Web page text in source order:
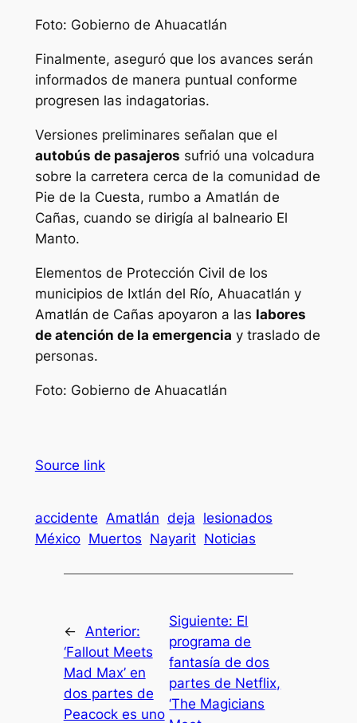
Foto: Gobierno de Ahuacatlán
Finalmente, aseguró que los avances serán
informados de manera puntual conforme
progresen las indagatorias.
Versiones preliminares señalan que el
autobús de pasajeros sufrió una volcadura
sobre la carretera cerca de la comunidad de
Pie de la Cuesta, rumbo a Amatlán de
Cañas, cuando se dirigía al balneario El
Manto.
Elementos de Protección Civil de los
municipios de Ixtlán del Río, Ahuacatlán y
Amatlán de Cañas apoyaron a las labores
de atención de la emergencia y traslado de
personas.
Foto: Gobierno de Ahuacatlán
Source link
accidente Amatlán deja lesionados
México Muertos Nayarit Noticias
← Anterior:
‘Fallout Meets
Mad Max’ en
dos partes de
Peacock es uno
Siguiente: El
programa de
fantasía de dos
partes de Netflix,
‘The Magicians